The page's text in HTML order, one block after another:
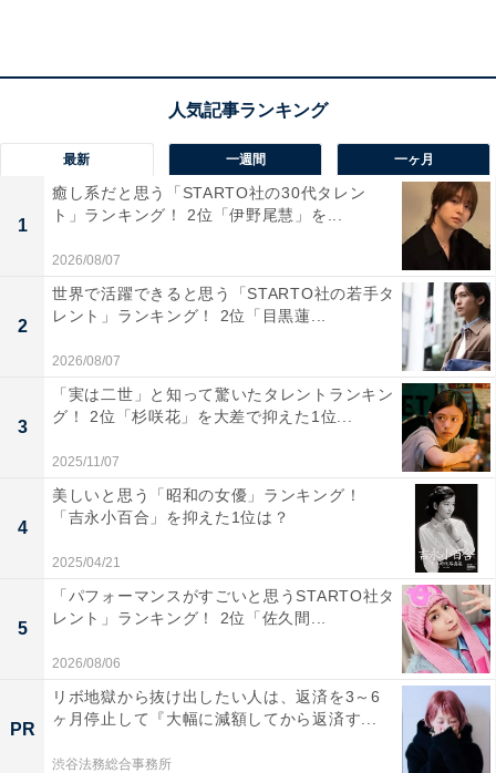
く、その意識の高さが「優秀さ」につながっていると考
回答者からは「頭が良く真面目な学生が多い印象だか
ら」（30代女性／静岡県）、「外国語に力を入れている
イメージだから」（20代女性／大分県）、「上智大学で
は、学生が世界で活躍できるチャンスを得られる環境が
用意されており、SMARTの中で最も優秀な学生が多い
と思うからです」（60代女性／愛知県）といった声が集
まりました。
※回答者からのコメントは原文ママです
この記事の執筆者： 坂上 恵
All About ニュースの編集者。オールアバウトに入社後、SNSトレン
ドにフォーカスした記事執筆やSEOライティングの経験を経て、の
ちにAll About ニュースチームのメンバーに加入。現在は旅行・カル
チャー・エンタメなどを中心に企画編集を担当。東京都出身。居酒
屋巡りとスポーツ観戦が生きがい。
...続きを読む
次ページ 5位までのランキング結果を見る
最新 一週間 一ヶ月
1
癒し系だと思う「STARTO社の30代タレン
ト」ランキング！ 2位「伊野尾慧」を...
2026/08/07
2
世界で活躍できると思う「STARTO社の若手タ
レント」ランキング！ 2位「目黒蓮...
2026/08/07
3
「実は二世」と知って驚いたタレントランキン
グ！ 2位「杉咲花」を大差で抑えた1位...
2025/11/07
4
美しいと思う「昭和の女優」ランキング！
「吉永小百合」を抑えた1位は？
2025/04/21
5
「パフォーマンスがすごいと思うSTARTO社タ
レント」ランキング！ 2位「佐久間...
2026/08/06
PR
リボ地獄から抜け出したい人は、返済を3～6
ヶ月停止して『大幅に減額してから返済す...
渋谷法務総合事務所